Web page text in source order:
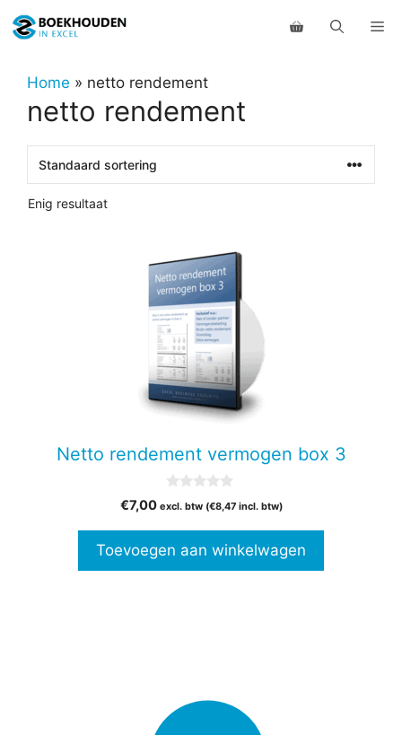
naar
inhoudHome » netto rendement
netto rendement
Enig resultaat
Netto rendement vermogen box 3
v
5
€7,00 excl. btw (€8,47incl. btw)
Toevoegen aan winkelwagen